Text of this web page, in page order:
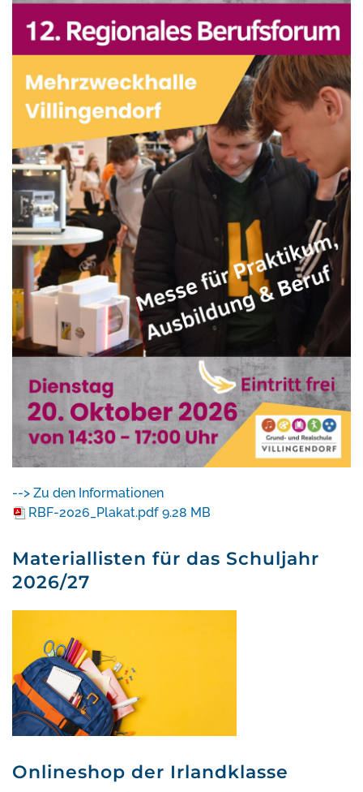
--> Zu den Informationen
RBF-2026_Plakat.pdf 9.28 MB
Materiallisten für das Schuljahr
2026/27
Onlineshop der Irlandklasse